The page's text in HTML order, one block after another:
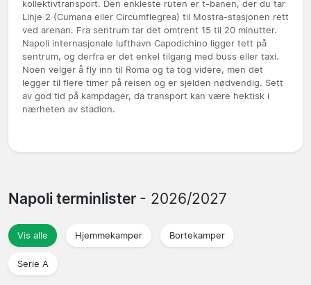
kollektivtransport. Den enkleste ruten er t-banen, der du tar
Linje 2 (Cumana eller Circumflegrea) til Mostra-stasjonen rett
ved arenan. Fra sentrum tar det omtrent 15 til 20 minutter.
Napoli internasjonale lufthavn Capodichino ligger tett på
sentrum, og derfra er det enkel tilgang med buss eller taxi.
Noen velger å fly inn til Roma og ta tog videre, men det
legger til flere timer på reisen og er sjelden nødvendig. Sett
av god tid på kampdager, da transport kan være hektisk i
nærheten av stadion.
Napoli terminlister - 2026/2027
Vis alle Hjemmekamper Bortekamper
Serie A